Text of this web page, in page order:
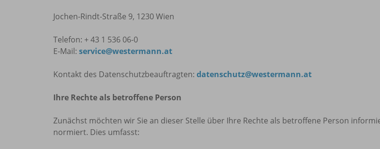
Jochen-Rindt-Straße 9, 1230 Wien
Telefon: + 43 1 536 06-0
E-Mail: service@westermann.at
Kontakt des Datenschutzbeauftragten: datenschutz@westermann.at
Ihre Rechte als betroffene Person
Zunächst möchten wir Sie an dieser Stelle über Ihre Rechte als betroffene Person
normiert. Dies umfasst: